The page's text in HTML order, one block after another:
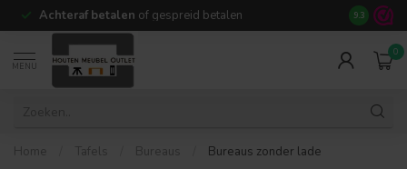
Achteraf betalen of gespreid betalen 14 dagen
9.3
MENU
0
Home Tafels Bureaus Bureaus zonder lade